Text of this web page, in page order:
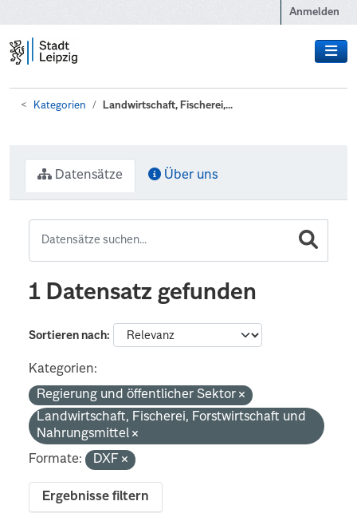
Anmelden
Kategorien Landwirtschaft, Fischerei,...
Datensätze Über uns
1 Datensatz gefunden
Sortieren nach
Kategorien:
Regierung und öffentlicher Sektor
Landwirtschaft, Fischerei, Forstwirtschaft und
Nahrungsmittel
Formate:
DXF
Ergebnisse filtern